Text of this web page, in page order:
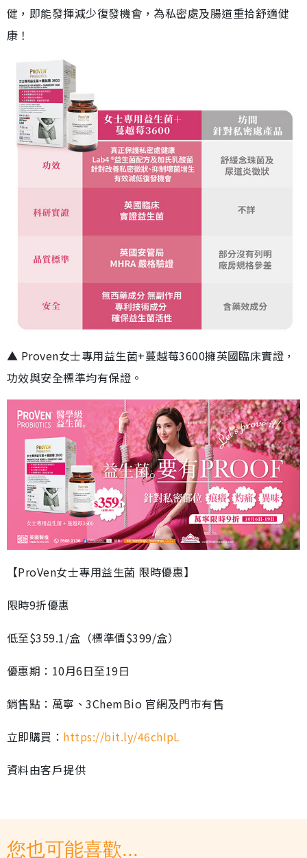
健，即能發揮減少復發機會，為私密處及腸道重拾舒適健
康！
▲ Proven女士專用益生菌+蔓越莓3600擁英國臨床實證，
功效與安全標準均有保證。
【ProVen女士專用益生菌 限時優惠】
限時9折優惠
低至$359.1/盒（標準價$399/盒）
優惠期：10月6日至19日
銷售點：萬寧、3ChemBio 官網及門市有售
立即購買： https://bit.ly/46chIpL
資料由客戶提供
您也可能喜歡...